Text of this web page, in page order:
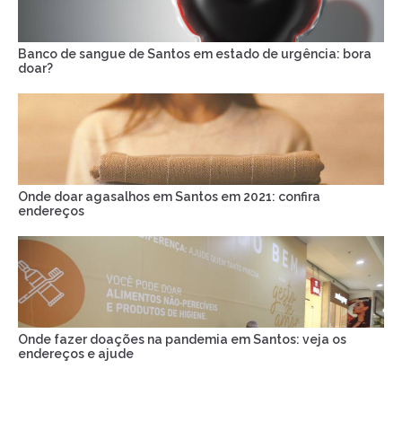
Banco de sangue de Santos em estado de urgência: bora
doar?
Onde doar agasalhos em Santos em 2021: confira
endereços
Onde fazer doações na pandemia em Santos: veja os
endereços e ajude